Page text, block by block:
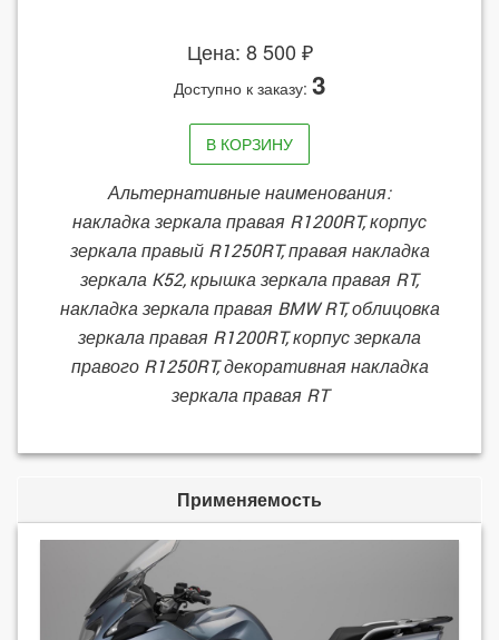
Цена: 8 500 ₽
Доступно к заказу: 3
В КОРЗИНУ
Альтернативные наименования:
накладка зеркала правая R1200RT, корпус
зеркала правый R1250RT, правая накладка
зеркала K52, крышка зеркала правая RT,
накладка зеркала правая BMW RT, облицовка
зеркала правая R1200RT, корпус зеркала
правого R1250RT, декоративная накладка
зеркала правая RT
Применяемость